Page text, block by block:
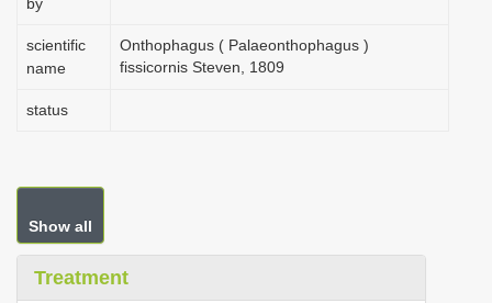
scientific
name
Onthophagus ( Palaeonthophagus )
fissicornis Steven, 1809
status
Show all
Treatment